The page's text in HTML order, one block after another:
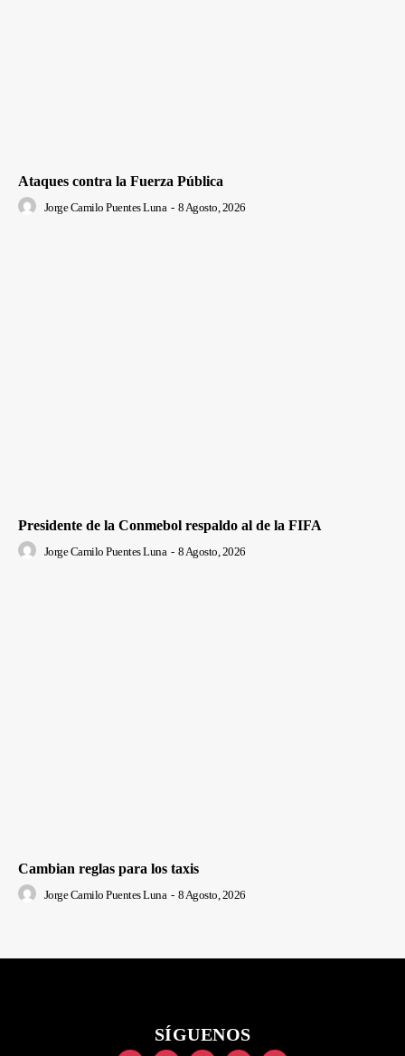
Ataques contra la Fuerza Pública
Jorge Camilo Puentes Luna - 8 Agosto, 2026
Presidente de la Conmebol respaldo al de la FIFA
Jorge Camilo Puentes Luna - 8 Agosto, 2026
Cambian reglas para los taxis
Jorge Camilo Puentes Luna - 8 Agosto, 2026
SÍGUENOS